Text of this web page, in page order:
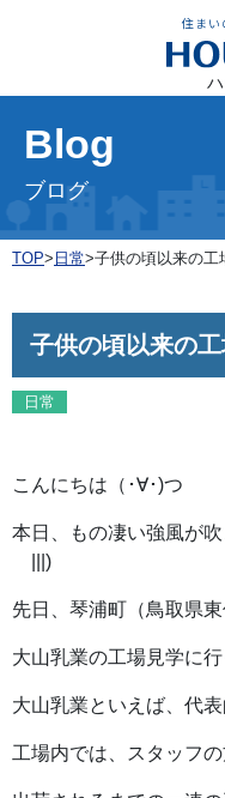
Blog
ブログ
TOP> 日常>子供の頃以来の工
子供の頃以来の
日常
こんにちは（･∀･)つ
本日、もの凄い強風が
￣|||)
先日、琴浦町（鳥取県
大山乳業の工場見学に
大山乳業といえば、代
工場内では、スタッフ